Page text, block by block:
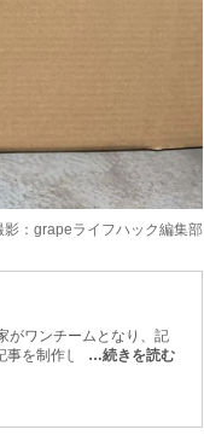
影：grapeライフハック編集部
がワンチームとなり、記
…続きを読む